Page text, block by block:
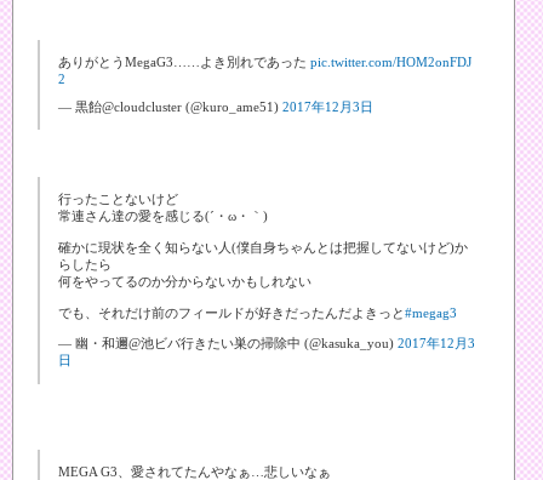
ありがとうMegaG3……よき別れであった pic.twitter.com/HOM2onFDJ
2
— 黒飴@cloudcluster (@kuro_ame51) 2017年12月3日
行ったことないけど
常連さん達の愛を感じる(´・ω・｀)
確かに現状を全く知らない人(僕自身ちゃんとは把握してないけど)か
らしたら
何をやってるのか分からないかもしれない
でも、それだけ前のフィールドが好きだったんだよきっと#megag3
— 幽・和邇@池ビバ行きたい巣の掃除中 (@kasuka_you) 2017年12月3
日
MEGA G3、愛されてたんやなぁ…悲しいなぁ